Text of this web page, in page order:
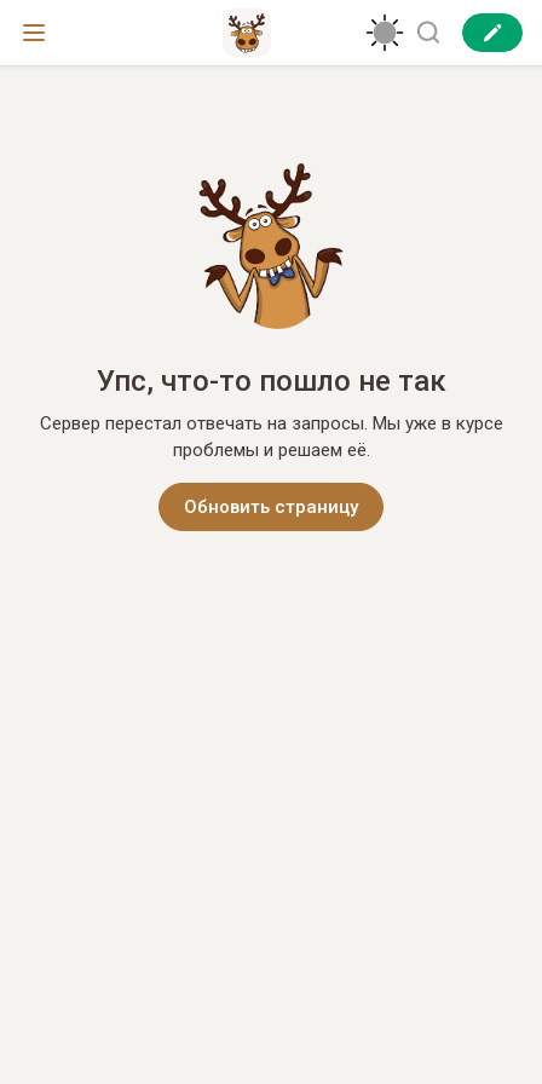
Упс, что-то пошло не так
Сервер перестал отвечать на запросы. Мы уже в курсе
проблемы и решаем её.
Обновить страницу